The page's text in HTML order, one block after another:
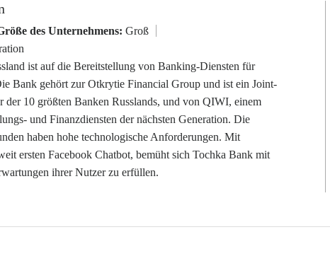
des Unternehmens: Groß
ist auf die Bereitstellung von Banking-Diensten für
Bank gehört zur Otkrytie Financial Group und ist ein Joint-
der 10 größten Banken Russlands, und von QIWI, einem
und Finanzdiensten der nächsten Generation. Die
haben hohe technologische Anforderungen. Mit
ersten Facebook Chatbot, bemüht sich Tochka Bank mit
ihrer Nutzer zu erfüllen.